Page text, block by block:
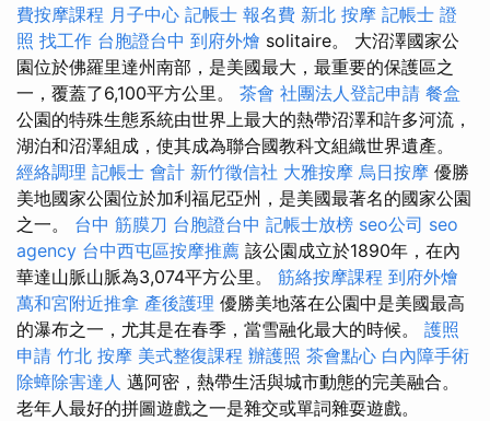
費按摩課程 月子中心 記帳士 報名費 新北 按摩 記帳士 證
照 找工作 台胞證台中 到府外燴 solitaire。 大沼澤國家公
園位於佛羅里達州南部，是美國最大，最重要的保護區之
一，覆蓋了6,100平方公里。 茶會 社團法人登記申請 餐盒
公園的特殊生態系統由世界上最大的熱帶沼澤和許多河流，
湖泊和沼澤組成，使其成為聯合國教科文組織世界遺產。
經絡調理 記帳士 會計 新竹徵信社 大雅按摩 烏日按摩 優勝
美地國家公園位於加利福尼亞州，是美國最著名的國家公園
之一。 台中 筋膜刀 台胞證台中 記帳士放榜 seo公司 seo
agency 台中西屯區按摩推薦 該公園成立於1890年，在內
華達山脈山脈為3,074平方公里。 筋絡按摩課程 到府外燴
萬和宮附近推拿 產後護理 優勝美地落在公園中是美國最高
的瀑布之一，尤其是在春季，當雪融化最大的時候。 護照
申請 竹北 按摩 美式整復課程 辦護照 茶會點心 白內障手術
除蟑除害達人 邁阿密，熱帶生活與城市動態的完美融合。
老年人最好的拼圖遊戲之一是雜交或單詞雜耍遊戲。